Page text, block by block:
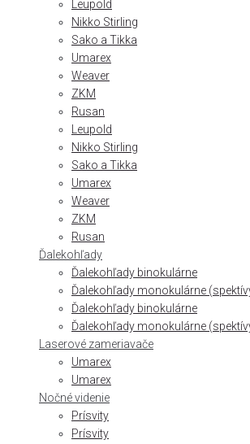
Leupold
Nikko Stirling
Sako a Tikka
Umarex
Weaver
ZKM
Rusan
Leupold
Nikko Stirling
Sako a Tikka
Umarex
Weaver
ZKM
Rusan
Ďalekohľady
Ďalekohľady binokulárne
Ďalekohľady monokulárne
Ďalekohľady binokulárne
Ďalekohľady monokulárne
Laserové zameriavače
Umarex
Umarex
Nočné videnie
Prísvity
Prísvity